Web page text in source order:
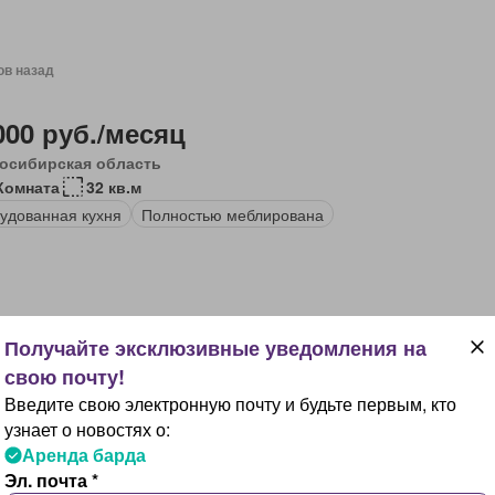
назад
руб./месяц
область
32 кв.м
кухня
Полностью меблирована
назад
руб./месяц
Респ
40 кв.м
Введите свою электронную почту и будьте первым, кто
узнает о новостях о:
Аренда барда
Эл. почта *